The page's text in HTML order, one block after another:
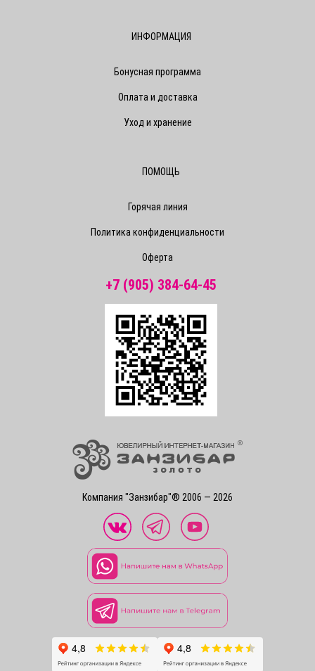
Компания "Занзибар"® 2006 — 2026
ИНФОРМАЦИЯ
Бонусная программа
Оплата и доставка
Уход и хранение
ПОМОЩЬ
Горячая линия
Политика конфиденциальности
Оферта
+7 (905) 384-64-45